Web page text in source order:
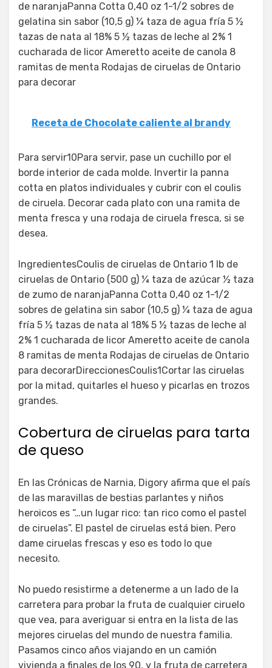
de naranjaPanna Cotta 0,40 oz 1-1/2 sobres de
gelatina sin sabor (10,5 g) ¼ taza de agua fría 5 ½
tazas de nata al 18% 5 ½ tazas de leche al 2% 1
cucharada de licor Ameretto aceite de canola 8
ramitas de menta Rodajas de ciruelas de Ontario
para decorar
Receta de Chocolate caliente al brandy
Para servir10Para servir, pase un cuchillo por el
borde interior de cada molde. Invertir la panna
cotta en platos individuales y cubrir con el coulis
de ciruela. Decorar cada plato con una ramita de
menta fresca y una rodaja de ciruela fresca, si se
desea.
IngredientesCoulis de ciruelas de Ontario 1 lb de
ciruelas de Ontario (500 g) ¼ taza de azúcar ½ taza
de zumo de naranjaPanna Cotta 0,40 oz 1-1/2
sobres de gelatina sin sabor (10,5 g) ¼ taza de agua
fría 5 ½ tazas de nata al 18% 5 ½ tazas de leche al
2% 1 cucharada de licor Ameretto aceite de canola
8 ramitas de menta Rodajas de ciruelas de Ontario
para decorarDireccionesCoulis1Cortar las ciruelas
por la mitad, quitarles el hueso y picarlas en trozos
grandes.
Cobertura de ciruelas para tarta
de queso
En las Crónicas de Narnia, Digory afirma que el país
de las maravillas de bestias parlantes y niños
heroicos es “…un lugar rico: tan rico como el pastel
de ciruelas”. El pastel de ciruelas está bien. Pero
dame ciruelas frescas y eso es todo lo que
necesito.
No puedo resistirme a detenerme a un lado de la
carretera para probar la fruta de cualquier ciruelo
que vea, para averiguar si entra en la lista de las
mejores ciruelas del mundo de nuestra familia.
Pasamos cinco años viajando en un camión
vivienda a finales de los 90, y la fruta de carretera